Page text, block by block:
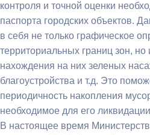
контроля и точной оценки
паспорта городских объектов.
в себя не только графическое
территориальных границ зон, но
нахождения на них зеленых
благоустройства и т.д. Это
периодичность накопления
необходимое для его
В настоящее время